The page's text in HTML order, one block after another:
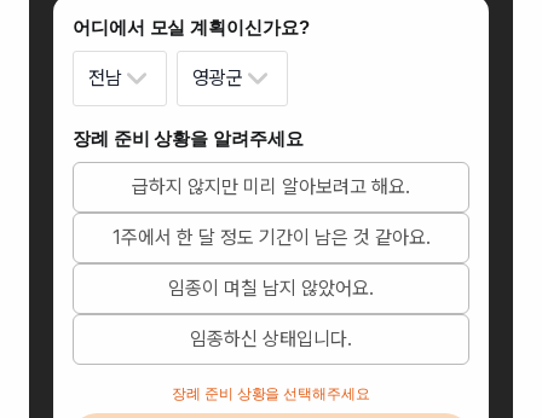
어디에서 모실 계획이신가요?
전남 영광군
장례 준비 상황을 알려주세요
급하지 않지만 미리 알아보려고 해요.
1주에서 한 달 정도 기간이 남은 것 같아요.
임종이 며칠 남지 않았어요.
임종하신 상태입니다.
장례 준비 상황을 선택해주세요